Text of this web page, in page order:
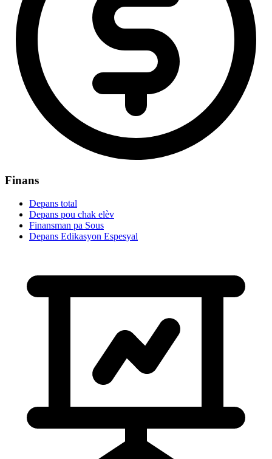
Finans
Depans total
Depans pou chak elèv
Finansman pa Sous
Depans Edikasyon Espesyal